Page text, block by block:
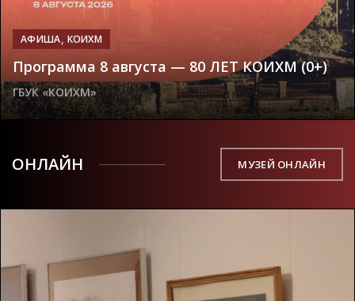
АФИША, КОИХМ
Программа 8 августа — 80 ЛЕТ КОИХМ (0+)
ГБУК «КОИХМ»
ОНЛАЙН МУЗЕЙ ОНЛАЙН